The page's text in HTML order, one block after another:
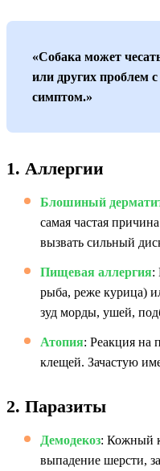
«Собака может
или других проблем
симптом.»
1. Аллергии
Блошиный
самая частая
вызвать сильный
Пищевая аллергия:
рыба, реже курица)
зуд морды, ушей,
Атопия: Реакция на
клещей. Зачастую
2. Паразиты
Демодекоз: Кожный
выпадение шерсти,